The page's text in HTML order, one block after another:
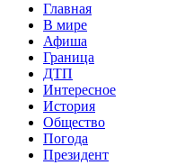
Главная
В мире
Афиша
Граница
ДТП
Интересное
История
Общество
Погода
Президент